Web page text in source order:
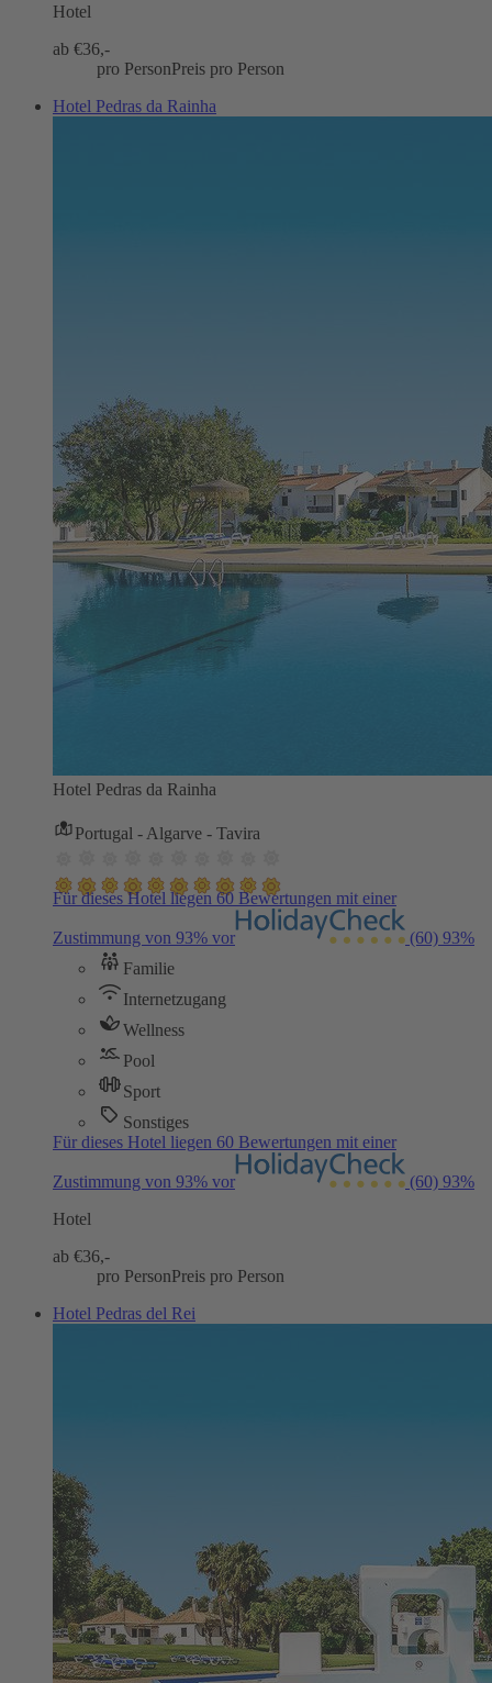
Hotel
ab €36,-
pro PersonPreis pro Person
Hotel Pedras da Rainha
Hotel Pedras da Rainha
Portugal - Algarve - Tavira
Für dieses Hotel liegen 60 Bewertungen mit einer
Zustimmung von 93% vor (60) 93%
Familie
Internetzugang
Wellness
Pool
Sport
Sonstiges
Für dieses Hotel liegen 60 Bewertungen mit einer
Zustimmung von 93% vor (60) 93%
Hotel
ab €36,-
pro PersonPreis pro Person
Hotel Pedras del Rei